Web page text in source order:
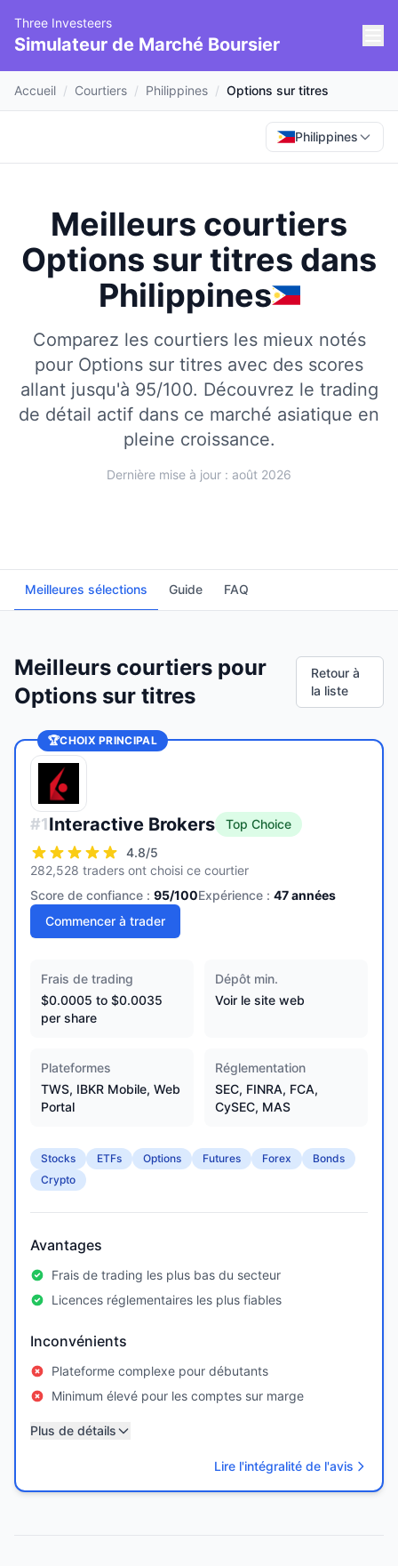
Three Investeers
Simulateur de Marché Boursier
Accueil / Courtiers / Philippines / Options sur titres
Philippines
Meilleurs courtiers
Options sur titres dans
Philippines
Comparez les courtiers les mieux notés
pour Options sur titres avec des scores
allant jusqu'à 95/100. Découvrez le trading
de détail actif dans ce marché asiatique en
pleine croissance.
Dernière mise à jour : août 2026
Meilleures sélections Guide FAQ
Meilleurs courtiers pour
Options sur titres
Retour à
la liste
🏆CHOIX PRINCIPAL
#1Interactive Brokers
Top Choice
4.8/5
282,528 traders ont choisi ce courtier
Score de confiance : 95/100Expérience : 47années
Commencer à trader
Frais de trading
$0.0005 to $0.0035
per share
Dépôt min.
Voir le site web
Plateformes
TWS, IBKR Mobile, Web
Portal
Réglementation
SEC, FINRA, FCA,
CySEC, MAS
Stocks ETFs Options Futures Forex
Bonds
Crypto
Avantages
Frais de trading les plus bas du secteur
Licences réglementaires les plus fiables
Inconvénients
Plateforme complexe pour débutants
Minimum élevé pour les comptes sur marge
Plus de détails
Lire l'intégralité de l'avis